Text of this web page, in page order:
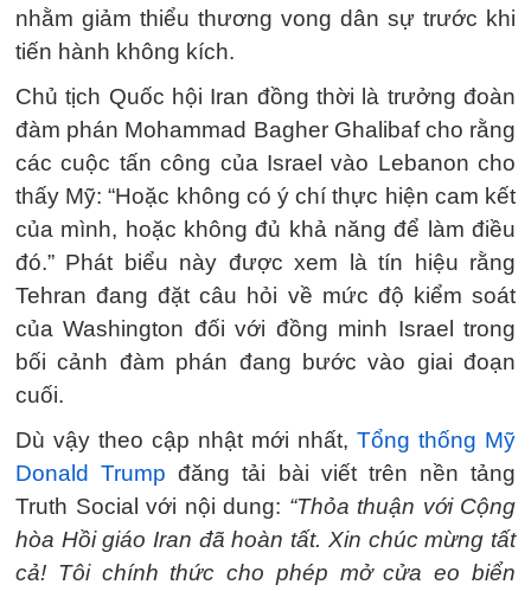
nhằm giảm thiểu thương vong dân sự trước khi
tiến hành không kích.
Chủ tịch Quốc hội Iran đồng thời là trưởng đoàn
đàm phán Mohammad Bagher Ghalibaf cho rằng
các cuộc tấn công của Israel vào Lebanon cho
thấy Mỹ: “Hoặc không có ý chí thực hiện cam kết
của mình, hoặc không đủ khả năng để làm điều
đó.” Phát biểu này được xem là tín hiệu rằng
Tehran đang đặt câu hỏi về mức độ kiểm soát
của Washington đối với đồng minh Israel trong
bối cảnh đàm phán đang bước vào giai đoạn
cuối.
Dù vậy theo cập nhật mới nhất, Tổng thống Mỹ
Donald Trump đăng tải bài viết trên nền tảng
Truth Social với nội dung: “Thỏa thuận với Cộng
hòa Hồi giáo Iran đã hoàn tất. Xin chúc mừng tất
cả! Tôi chính thức cho phép mở cửa eo biển